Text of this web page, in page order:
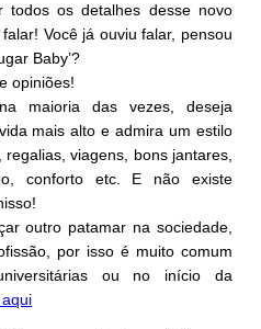
todos os detalhes desse novo
Você já ouviu falar, pensou
Baby’?
opiniões!
maioria das vezes, deseja
mais alto e admira um estilo
viagens, bons jantares,
conforto etc. E não existe
outro patamar na sociedade,
por isso é muito comum
ou no início da